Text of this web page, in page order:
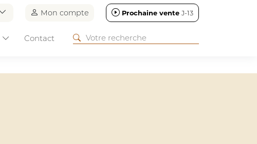
Mon compte Prochaine vente J-13
Contact